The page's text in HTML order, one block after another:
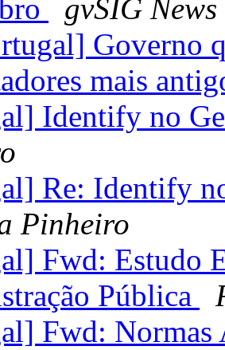
gvSIG
Governo
mais
Identify no
Re: Identify
Pinheiro
Fwd: Estudo
Pública
Fwd: